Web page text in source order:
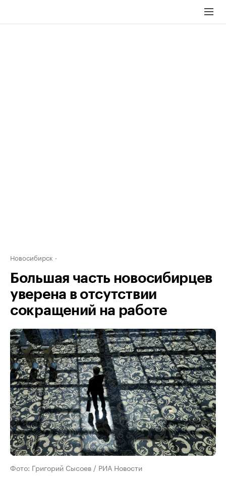
Новосибирск
Большая часть новосибирцев
уверена в отсутствии
сокращений на работе
Фото: Григорий Сысоев / РИА Новости